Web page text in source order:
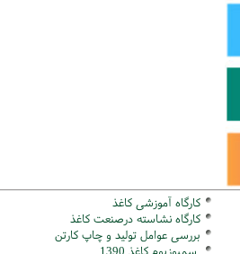
کارگاه آموزشی کاغذ
کارگاه نشاسته درصنعت کاغذ
بررسی عوامل تولید و چاپ کارتن